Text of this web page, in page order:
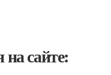
сайте: